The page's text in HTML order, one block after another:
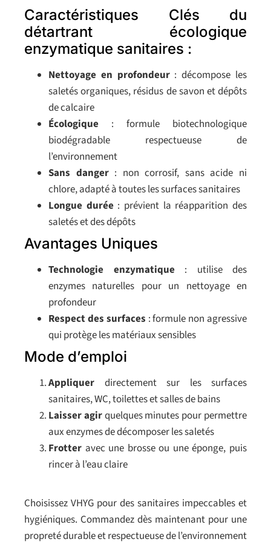
Caractéristiques Clés du
détartrant écologique
enzymatique sanitaires :
Nettoyage en profondeur: décompose les
saletés organiques, résidus de savon et dépôts
de calcaire
Écologique : formule biotechnologique
biodégradable respectueuse de
l’environnement
Sans danger: non corrosif, sans acide ni
chlore, adapté à toutes les surfaces sanitaires
Longue durée: prévient la réapparition des
saletés et des dépôts
Avantages Uniques
Technologie enzymatique: utilise des
enzymes naturelles pour un nettoyage en
profondeur
Respect des surfaces : formule non agressive
qui protège les matériaux sensibles
Mode d’emploi
Appliquer directement sur les surfaces
sanitaires, WC, toilettes et salles de bains
Laisser agirquelques minutes pour permettre
aux enzymes de décomposer les saletés
Frotter avec une brosse ou une éponge, puis
rincer à l’eau claire
Choisissez VHYG pour des sanitaires impeccables et
hygiéniques. Commandez dès maintenant pour une
propreté durable et respectueuse de l’environnement